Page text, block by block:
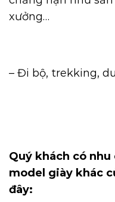
xưởng…
– Đi bộ, trekking,
Quý khách có
model giày khác
đây: